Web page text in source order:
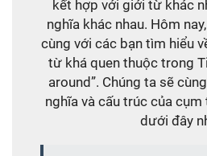
kết hợp với giới từ khác
nghĩa khác nhau. Hôm
cùng với các bạn tìm hiểu
từ khá quen thuộc trong
around”. Chúng ta sẽ
nghĩa và cấu trúc của
dưới đây